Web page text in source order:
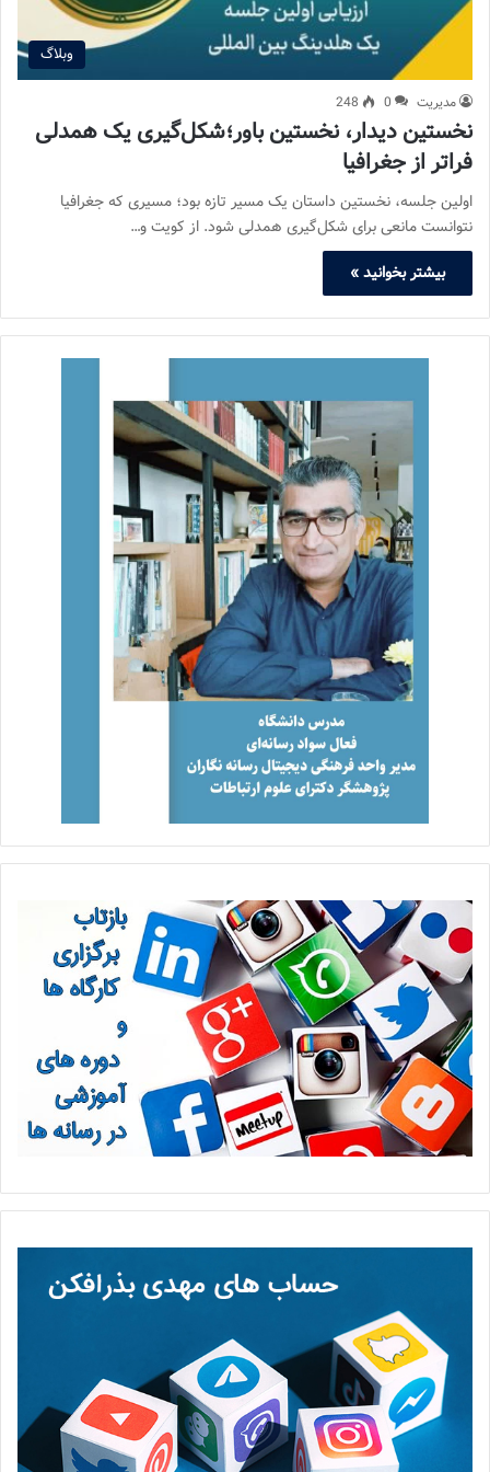
وبلاگ
مدیریت 0
248
نخستین دیدار، نخستین باور؛شکل‌گیری یک همدلی
فراتر از جغرافیا
اولین جلسه، نخستین داستان یک مسیر تازه بود؛ مسیری که جغرافیا
نتوانست مانعی برای شکل‌گیری همدلی شود. از کویت و…
بیشتر بخوانید »